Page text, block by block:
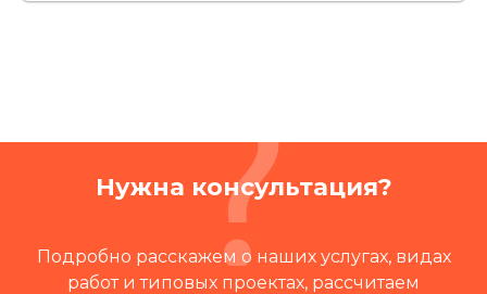
Нужна консультация?
Подробно расскажем о наших услугах, видах
работ и типовых проектах, рассчитаем